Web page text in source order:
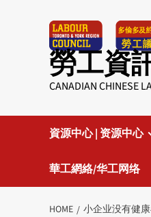
勞工資
CANADIAN CHINESE
資源中心 | 资源中心
華工網絡/华工网络
HOME 小企业没有健